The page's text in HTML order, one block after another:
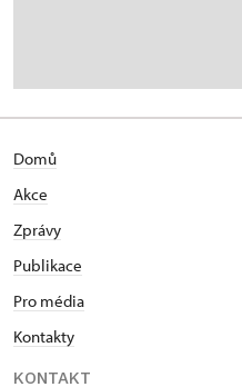
Domů
Akce
Zprávy
Publikace
Pro média
Kontakty
KONTAKT